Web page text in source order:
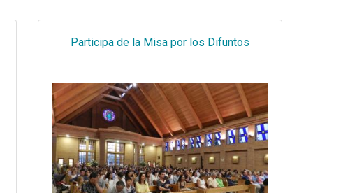
Participa de la Misa por los Difuntos